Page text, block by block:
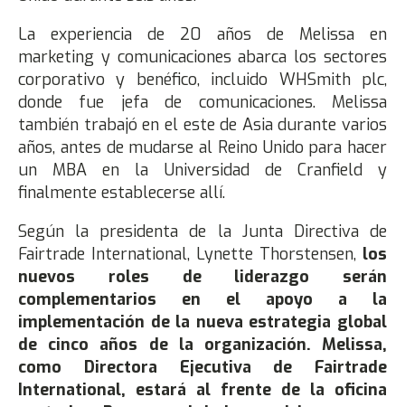
La experiencia de 20 años de Melissa en
marketing y comunicaciones abarca los sectores
corporativo y benéfico, incluido WHSmith plc,
donde fue jefa de comunicaciones. Melissa
también trabajó en el este de Asia durante varios
años, antes de mudarse al Reino Unido para hacer
un MBA en la Universidad de Cranfield y
finalmente establecerse allí.
Según la presidenta de la Junta Directiva de
Fairtrade International, Lynette Thorstensen, los
nuevos roles de liderazgo serán
complementarios en el apoyo a la
implementación de la nueva estrategia global
de cinco años de la organización. Melissa,
como Directora Ejecutiva de Fairtrade
International, estará al frente de la oficina